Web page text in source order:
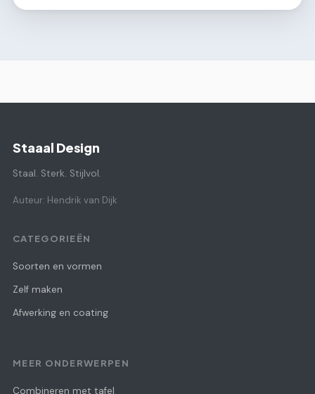
Staaal Design
Staal. Sterk. Stijlvol.
Auteur: Hendrik van Dijk
CATEGORIEËN
Soorten en vormen
Zelf maken
Afwerking en coating
MEER ONDERWERPEN
Combineren met tafel